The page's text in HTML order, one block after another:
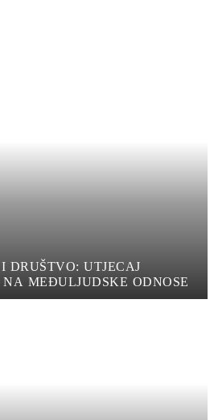
DRUŠTVO: UTJECAJ
MEĐULJUDSKE ODNOSE